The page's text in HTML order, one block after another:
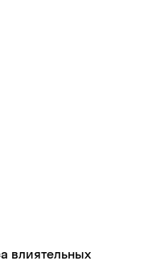
влиятельных